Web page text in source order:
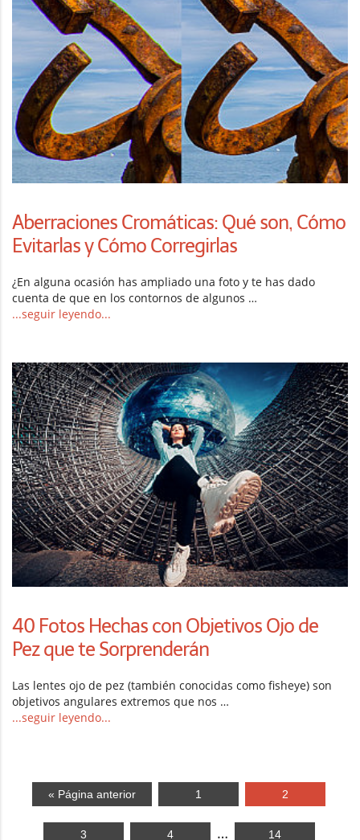
Aberraciones Cromáticas: Qué son, Cómo
Evitarlas y Cómo Corregirlas
¿En alguna ocasión has ampliado una foto y te has dado
cuenta de que en los contornos de algunos …
...seguir leyendo...
40 Fotos Hechas con Objetivos Ojo de
Pez que te Sorprenderán
Las lentes ojo de pez (también conocidas como fisheye) son
objetivos angulares extremos que nos …
...seguir leyendo...
« Página anterior 1 2
3 4 … 14